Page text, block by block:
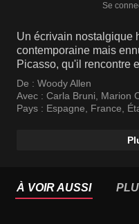
Se
Un écrivain nostalgique
contemporaine mais
Picasso, qu'il rencontre
De : Woody Allen
Avec : Carla Bruni Marion
Pays : Espagne France
À VOIR AUSSI